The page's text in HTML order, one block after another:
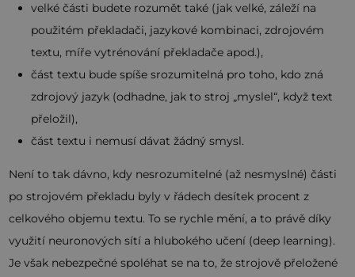
velké části budete rozumět také (jak velké, záleží na
použitém překladači, jazykové kombinaci, zdrojovém
textu, míře vytrénování překladače apod.),
část textu bude spíše srozumitelná pro toho, kdo zná
zdrojový jazyk (odhadne, jak to stroj „myslel“, když text
přeložil),
část textu i nemusí dávat žádný smysl.
Není to tak dávno, kdy nesrozumitelné (až nesmyslné) části
po strojovém překladu byly v řádech desítek procent z
celkového objemu textu. To se rychle mění, a to právě díky
využití neuronových sítí a hlubokého učení (deep learning).
Je však nebezpečné spoléhat se na to, že strojově přeložené